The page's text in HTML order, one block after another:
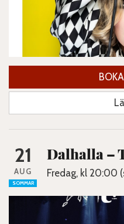
21
AUG
SOMMAR
Dalhalla –
Fredag, kl 20:00